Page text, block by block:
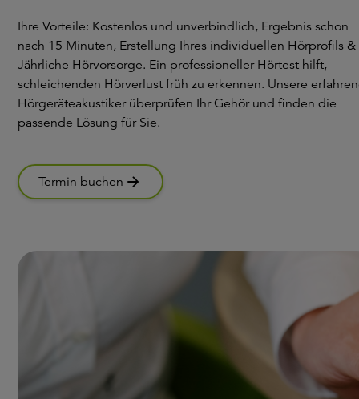
Ihre Vorteile: Kostenlos und unverbindlich, Ergebnis schon
nach 15 Minuten, Erstellung Ihres individuellen Hörprofils &
Jährliche Hörvorsorge. Ein professioneller Hörtest hilft,
schleichenden Hörverlust früh zu erkennen. Unsere
Hörgeräteakustiker überprüfen Ihr Gehör und finden die
passende Lösung für Sie.
Termin buchen